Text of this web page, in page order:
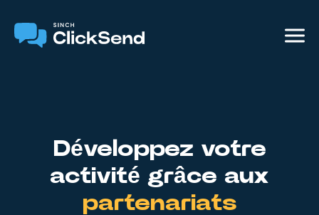
Développez votre
activité grâce aux
partenariats